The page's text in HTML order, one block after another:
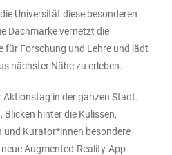
Universität diese besonderen
Dachmarke vernetzt die
für Forschung und Lehre und lädt
nächster Nähe zu erleben.
Aktionstag in der ganzen Stadt.
Blicken hinter die Kulissen,
und Kurator*innen besondere
Augmented-Reality-App